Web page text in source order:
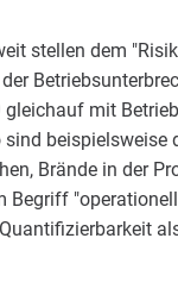
stellen dem
mit
beispielsweise
Brände in der
Begriff